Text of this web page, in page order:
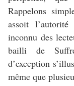
Rappelons
assoit
inconnu des
bailli de
d’exception
même que